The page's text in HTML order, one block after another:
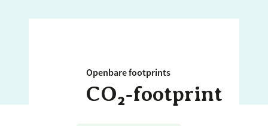
Openbare footprints
CO₂‑footprint